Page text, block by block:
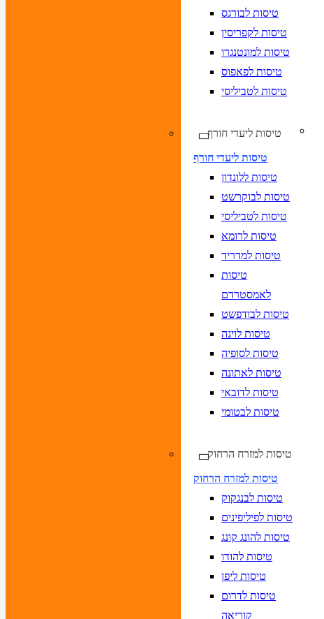
טיסות לבורגס
טיסות לקפריסין
טיסות למונטנגרו
טיסות לפאפוס
טיסות לטביליסי
טיסות ליעדי חורף
טיסות ליעדי חורף
טיסות ללונדון
טיסות לבוקרשט
טיסות לטביליסי
טיסות לרומא
טיסות למדריד
טיסות
לאמסטרדם
טיסות לבודפשט
טיסות לוינה
טיסות לסופיה
טיסות לאתונה
טיסות לדובאי
טיסות לבטומי
טיסות למזרח הרחוק
טיסות למזרח הרחוק
טיסות לבנגקוק
טיסות לפיליפינים
טיסות להונג קונג
טיסות להודו
טיסות ליפן
טיסות לדרום
קוריאה